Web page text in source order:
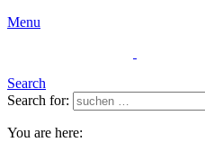
Menu
Search
Search for:
You are here: